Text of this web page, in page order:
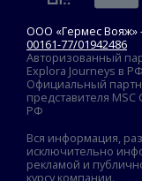
ООО «Гермес Вояж»
00161-77/01942486
Авторизованный
Explora Journeys в РФ
Официальный
представителя
РФ
Вся информация,
исключительно
рекламой и
курсу компании.